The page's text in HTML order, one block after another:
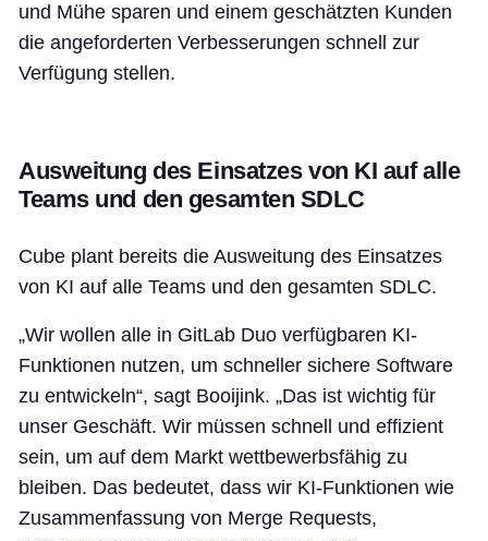
und Mühe sparen und einem geschätzten Kunden
die angeforderten Verbesserungen schnell zur
Verfügung stellen.
Ausweitung des Einsatzes von KI auf alle
Teams und den gesamten SDLC
Cube plant bereits die Ausweitung des Einsatzes
von KI auf alle Teams und den gesamten SDLC.
„Wir wollen alle in GitLab Duo verfügbaren KI-
Funktionen nutzen, um schneller sichere Software
zu entwickeln“, sagt Booijink. „Das ist wichtig für
unser Geschäft. Wir müssen schnell und effizient
sein, um auf dem Markt wettbewerbsfähig zu
bleiben. Das bedeutet, dass wir KI-Funktionen wie
Zusammenfassung von Merge Requests,